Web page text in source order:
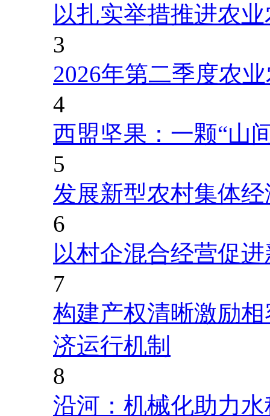
以扎实举措推进农
3
2026年第二季度农
4
西盟坚果：一颗“山
5
发展新型农村集体
6
以村企混合经营促
7
构建产权清晰激励
济运行机制
8
沿河：机械化助力